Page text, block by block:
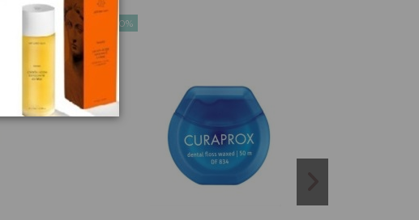
-10%